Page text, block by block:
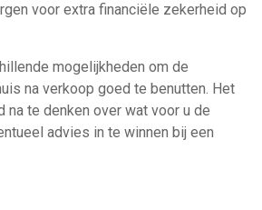
voor extra financiële zekerheid op
mogelijkheden om de
na verkoop goed te benutten. Het
na te denken over wat voor u de
advies in te winnen bij een